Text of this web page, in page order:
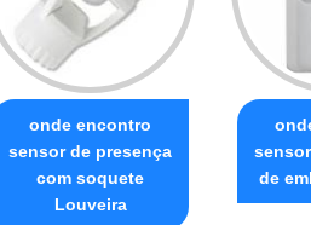
onde encontro
sensor de presença
com soquete
Louveira
de